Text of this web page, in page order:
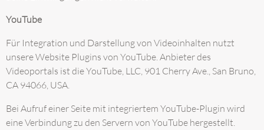
YouTube
Für Integration und Darstellung von Videoinhalten nutzt
unsere Website Plugins von YouTube. Anbieter des
Videoportals ist die YouTube, LLC, 901 Cherry Ave., San Bruno,
CA 94066, USA.
Bei Aufruf einer Seite mit integriertem YouTube-Plugin wird
eine Verbindung zu den Servern von YouTube hergestellt.